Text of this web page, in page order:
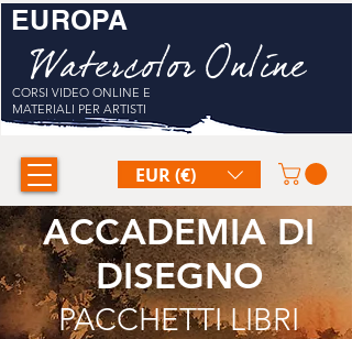
Watercolor Online
CORSI VIDEO ONLINE E
MATERIALI PER ARTISTI
EUR (€)
EUROPA
ACCADEMIA DI
DISEGNO
PACCHETTI LIBRI